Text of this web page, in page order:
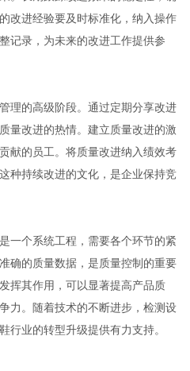
改进经验要及时标准化，纳入操作
记录，为未来的改进工作提供参
的高级阶段。通过定期分享改进
量改进的热情。建立质量改进的激
献的员工。将质量改进纳入绩效考
种持续改进的文化，是企业保持竞
个系统工程，需要各个环节的紧
确的质量数据，是质量控制的重要
挥其作用，可以显著提高产品质
力。随着技术的不断进步，检测设
行业的转型升级提供有力支持。